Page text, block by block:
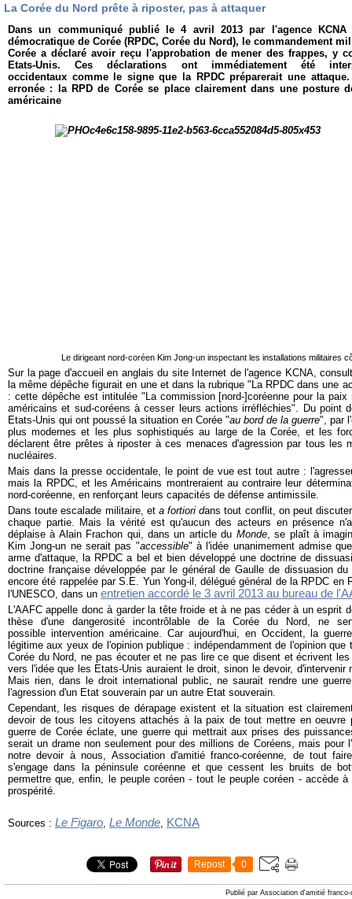
La Corée du Nord prête à riposter, pas à attaquer
Dans un communiqué publié le 4 avril 2013 par l'agence
démocratique de Corée (RPDC, Corée du Nord), le commandement
Corée a déclaré avoir reçu l'approbation de mener des frappes, y
Etats-Unis. Ces déclarations ont immédiatement été
occidentaux comme le signe que la RPDC préparerait une
erronée : la RPD de Corée se place clairement dans une posture
américaine
Le dirigeant nord-coréen Kim Jong-un inspectant les installations militaires
Sur la page d'accueil en anglais du site Internet de l'agence KCNA,
la même dépêche figurait en une et dans la rubrique "La RPDC dans une
: cette dépêche est intitulée "La commission [nord-]coréenne pour la
américains et sud-coréens à cesser leurs actions irréfléchies". Du point
Etats-Unis qui ont poussé la situation en Corée "au bord de la guerre", par
plus modernes et les plus sophistiqués au large de la Corée, et les
déclarent être prêtes à riposter à ces menaces d'agression par tous les
nucléaires.
Mais dans la presse occidentale, le point de vue est tout autre :
mais la RPDC, et les Américains montreraient au contraire leur
nord-coréenne, en renforçant leurs capacités de défense antimissile.
Dans toute escalade militaire, et a fortiori dans tout conflit, on peut
chaque partie. Mais la vérité est qu'aucun des acteurs en présence
déplaise à Alain Frachon qui, dans un article du Monde, se plaît à
Kim Jong-un ne serait pas "accessible" à l'idée unanimement admise
arme d'attaque, la RPDC a bel et bien développé une doctrine de
doctrine française développée par le général de Gaulle de dissuasion
encore été rappelée par S.E. Yun Yong-il, délégué général de la RPDC en
l'UNESCO, dans un entretien accordé le 3 avril 2013 au bureau de
L'AAFC appelle donc à garder la tête froide et à ne pas céder à un esprit
thèse d'une dangerosité incontrôlable de la Corée du Nord, ne
possible intervention américaine. Car aujourd'hui, en Occident, la
légitime aux yeux de l'opinion publique : indépendamment de l'opinion
Corée du Nord, ne pas écouter et ne pas lire ce que disent et écrivent
vers l'idée que les Etats-Unis auraient le droit, sinon le devoir, d'intervenir
Mais rien, dans le droit international public, ne saurait rendre une
l'agression d'un Etat souverain par un autre Etat souverain.
Cependant, les risques de dérapage existent et la situation est
devoir de tous les citoyens attachés à la paix de tout mettre en oeuvre
guerre de Corée éclate, une guerre qui mettrait aux prises des
serait un drame non seulement pour des millions de Coréens, mais pour
notre devoir à nous, Association d'amitié franco-coréenne, de tout
s'engage dans la péninsule coréenne et que cessent les bruits de
permettre que, enfin, le peuple coréen - tout le peuple coréen - accède
prospérité.
Sources : Le Figaro Le Monde KCNA
Repost 0
Publié par Association d'amitié franco-